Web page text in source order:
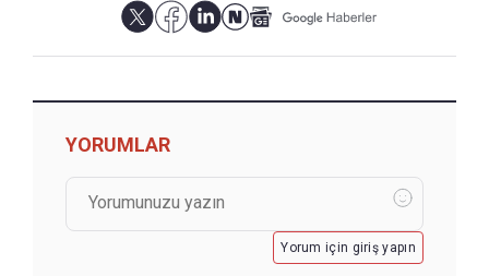
YORUMLAR
Yorum için giriş yapın